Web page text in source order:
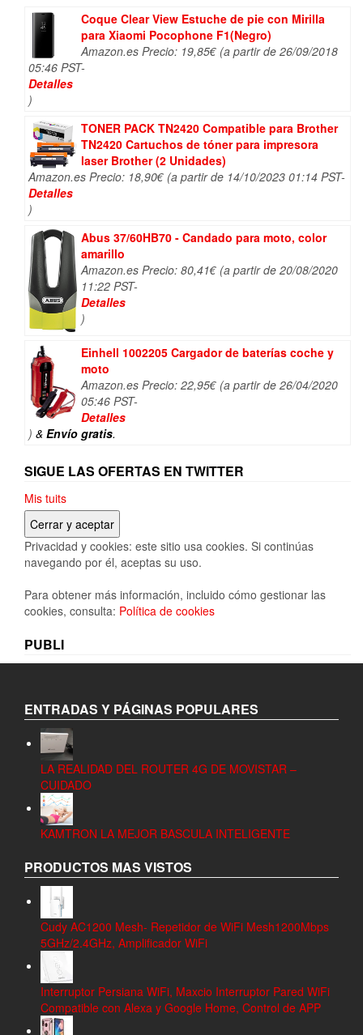
Coque Clear View Estuche de pie con Mirilla
para Xiaomi Pocophone F1(Negro)
Amazon.es Precio: 19,85€ (a partir de 26/09/2018
05:46 PST-
Detalles
)
TONER PACK TN2420 Compatible para Brother
TN2420 Cartuchos de tóner para impresora
laser Brother (2 Unidades)
Amazon.es Precio: 18,90€ (a partir de 14/10/2023 01:14 PST-
Detalles
)
Abus 37/60HB70 - Candado para moto, color
amarillo
Amazon.es Precio: 80,41€ (a partir de 20/08/2020
11:22 PST-
Detalles
)
Einhell 1002205 Cargador de baterías coche y
moto
Amazon.es Precio: 22,95€ (a partir de 26/04/2020
05:46 PST-
Detalles
) & Envío gratis.
SIGUE LAS OFERTAS EN TWITTER
Mis tuits
Privacidad y cookies: este sitio usa cookies. Si continúas
navegando por él, aceptas su uso.
Para obtener más información, incluido cómo gestionar las
cookies, consulta: Política de cookies
PUBLI
ENTRADAS Y PÁGINAS POPULARES
LA REALIDAD DEL ROUTER 4G DE MOVISTAR –
CUIDADO
KAMTRON LA MEJOR BASCULA INTELIGENTE
PRODUCTOS MAS VISTOS
Cudy AC1200 Mesh- Repetidor de WiFi Mesh1200Mbps
5GHz/2.4GHz, Amplificador WiFi
Interruptor Persiana WiFi, Maxcio Interruptor Pared WiFi
Compatible con Alexa y Google Home, Control de APP